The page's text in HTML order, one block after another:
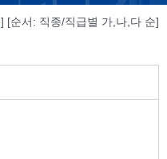
] [순서: 직종/직급별 가,나,다 순]